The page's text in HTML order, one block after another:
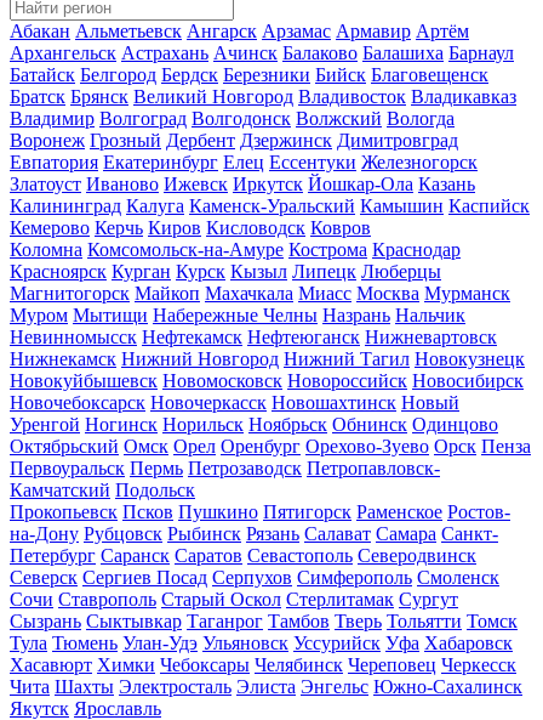
Абакан Альметьевск Ангарск Арзамас Армавир Артём
Архангельск Астрахань Ачинск Балаково Балашиха Барнаул
Батайск Белгород Бердск Березники Бийск Благовещенск
Братск Брянск Великий Новгород Владивосток Владикавказ
Владимир Волгоград Волгодонск Волжский Вологда
Воронеж Грозный Дербент Дзержинск Димитровград
Евпатория Екатеринбург Елец Ессентуки Железногорск
Златоуст Иваново Ижевск Иркутск Йошкар-Ола Казань
Калининград Калуга Каменск-Уральский Камышин Каспийск
Кемерово Керчь Киров Кисловодск Ковров
Коломна Комсомольск-на-Амуре Кострома Краснодар
Красноярск Курган Курск Кызыл Липецк Люберцы
Магнитогорск Майкоп Махачкала Миасс Москва Мурманск
Муром Мытищи Набережные Челны Назрань Нальчик
Невинномысск Нефтекамск Нефтеюганск Нижневартовск
Нижнекамск Нижний Новгород Нижний Тагил Новокузнецк
Новокуйбышевск Новомосковск Новороссийск Новосибирск
Новочебоксарск Новочеркасск Новошахтинск Новый
Уренгой Ногинск Норильск Ноябрьск Обнинск Одинцово
Октябрьский Омск Орел Оренбург Орехово-Зуево Орск Пенза
Первоуральск Пермь Петрозаводск Петропавловск-
Камчатский Подольск
Прокопьевск Псков Пушкино Пятигорск Раменское Ростов-
на-Дону Рубцовск Рыбинск Рязань Салават Самара Санкт-
Петербург Саранск Саратов Севастополь Северодвинск
Северск Сергиев Посад Серпухов Симферополь Смоленск
Сочи Ставрополь Старый Оскол Стерлитамак Сургут
Сызрань Сыктывкар Таганрог Тамбов Тверь Тольятти Томск
Тула Тюмень Улан-Удэ Ульяновск Уссурийск Уфа Хабаровск
Хасавюрт Химки Чебоксары Челябинск Череповец Черкесск
Чита Шахты Электросталь Элиста Энгельс Южно-Сахалинск
Якутск Ярославль